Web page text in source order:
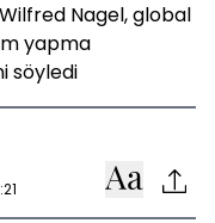
Nagel, global
yapma
söyledi